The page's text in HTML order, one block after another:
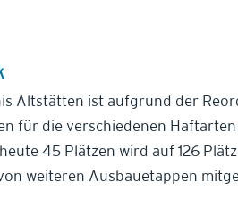
Altstätten ist aufgrund der
für die verschiedenen
45 Plätzen wird auf 126
weiteren Ausbauetappen